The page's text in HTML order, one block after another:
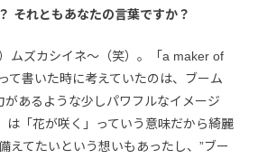
それともあなたの言葉ですか？
ムズカシイネ～（笑）。「a maker of
て書いた時に考えていたのは、ブーム
があるような少しパワフルなイメージ
は「花が咲く」っていう意味だから綺麗
えてたいという想いもあったし、”ブー